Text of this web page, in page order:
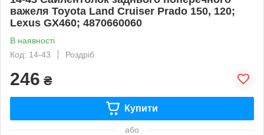
важеля Toyota Land Cruiser Prado 150, 120;
Lexus GX460; 4870660060
В наявності
Код: 14-43
Роздріб
246 ₴
Купити
або